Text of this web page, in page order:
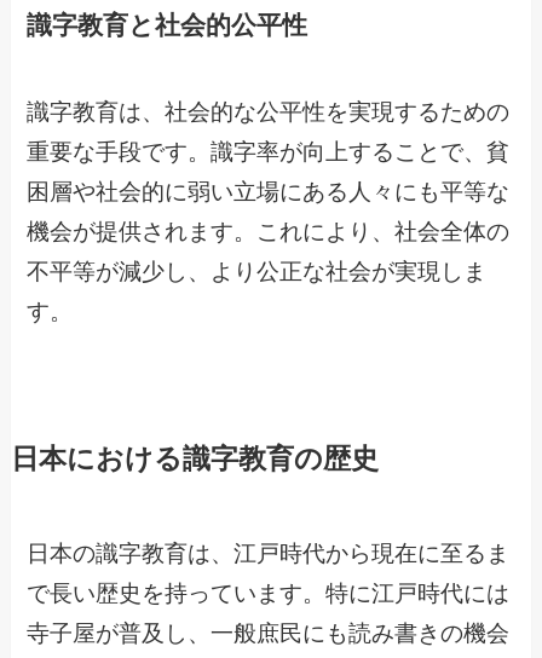
識字教育と社会的公平性
識字教育は、社会的な公平性を実現するための
重要な手段です。識字率が向上することで、貧
困層や社会的に弱い立場にある人々にも平等な
機会が提供されます。これにより、社会全体の
不平等が減少し、より公正な社会が実現しま
す。
日本における識字教育の歴史
日本の識字教育は、江戸時代から現在に至るま
で長い歴史を持っています。特に江戸時代には
寺子屋が普及し、一般庶民にも読み書きの機会